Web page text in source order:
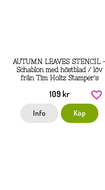
AUTUMN LEAVES STENCIL
Schablon med höstblad / löv
från Tim Holtz Stamper's
109 kr
Info Köp